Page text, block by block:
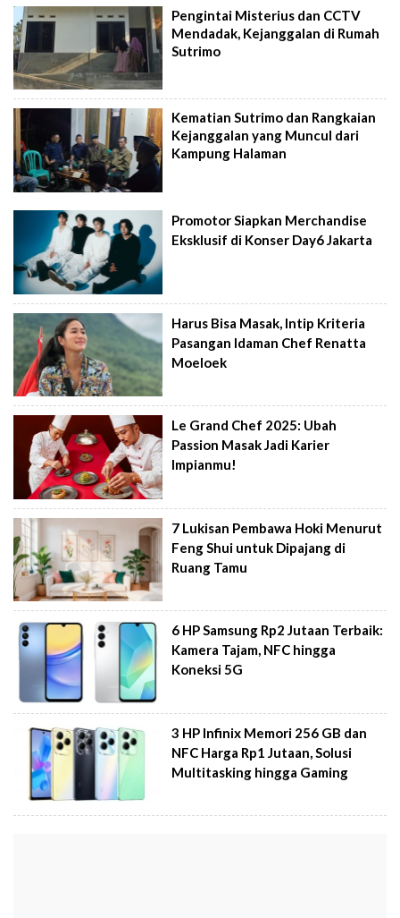
Pengintai Misterius dan CCTV
Mendadak, Kejanggalan di Rumah
Sutrimo
Kematian Sutrimo dan Rangkaian
Kejanggalan yang Muncul dari
Kampung Halaman
Promotor Siapkan Merchandise
Eksklusif di Konser Day6 Jakarta
Harus Bisa Masak, Intip Kriteria
Pasangan Idaman Chef Renatta
Moeloek
Le Grand Chef 2025: Ubah
Passion Masak Jadi Karier
Impianmu!
7 Lukisan Pembawa Hoki Menurut
Feng Shui untuk Dipajang di
Ruang Tamu
6 HP Samsung Rp2 Jutaan Terbaik:
Kamera Tajam, NFC hingga
Koneksi 5G
3 HP Infinix Memori 256 GB dan
NFC Harga Rp1 Jutaan, Solusi
Multitasking hingga Gaming